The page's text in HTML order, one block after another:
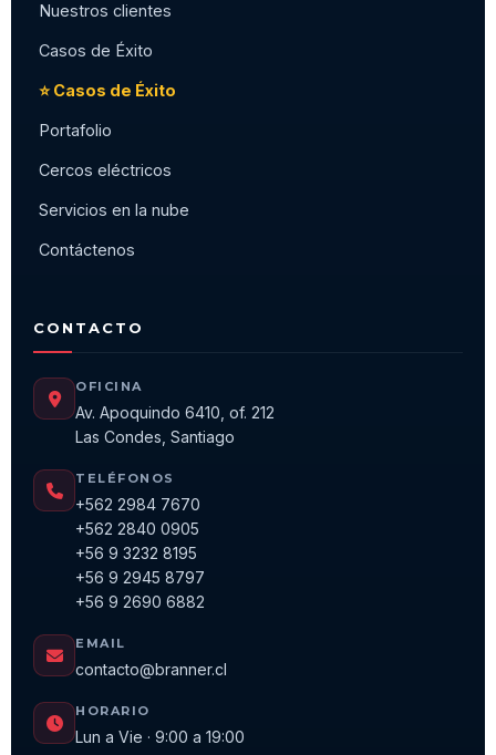
Nuestros clientes
Casos de Éxito
⭐ Casos de Éxito
Portafolio
Cercos eléctricos
Servicios en la nube
Contáctenos
CONTACTO
OFICINA
Av. Apoquindo 6410, of. 212
Las Condes, Santiago
TELÉFONOS
+562 2984 7670
+562 2840 0905
+56 9 3232 8195
+56 9 2945 8797
+56 9 2690 6882
EMAIL
contacto@branner.cl
HORARIO
Lun a Vie · 9:00 a 19:00